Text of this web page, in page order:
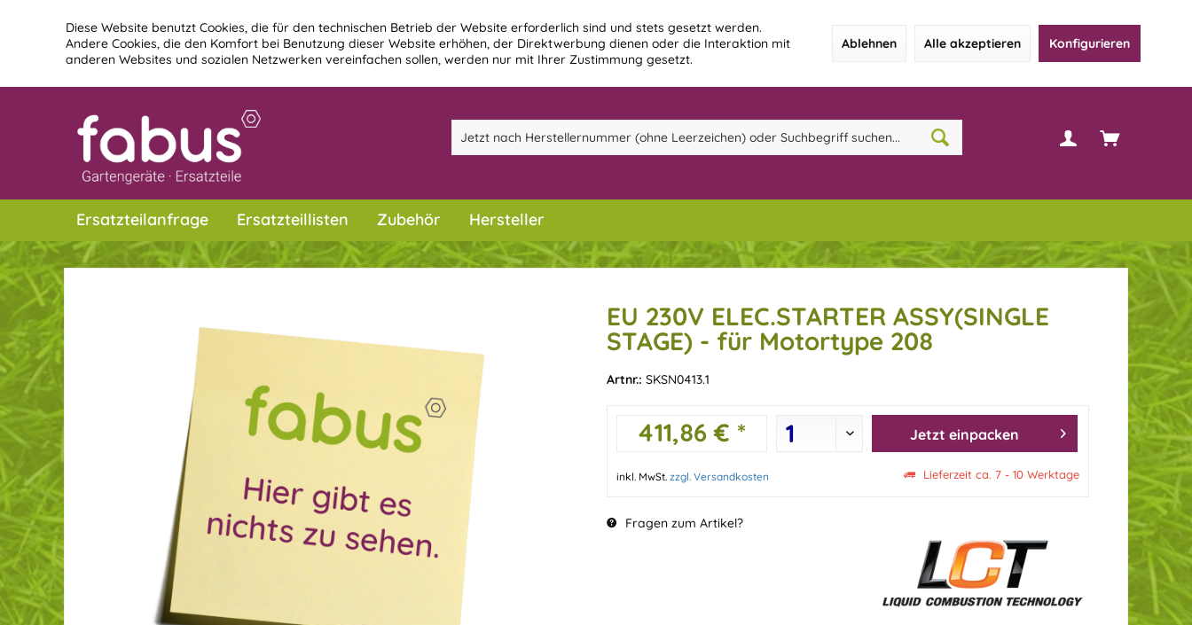
Diese Website benutzt Cookies, die für den technischen Betrieb der Website erforderlich sind und stets gesetzt werden.
Andere Cookies, die den Komfort bei Benutzung dieser Website erhöhen, der Direktwerbung dienen oder die Interaktion mit
anderen Websites und sozialen Netzwerken vereinfachen sollen, werden nur mit Ihrer Zustimmung gesetzt.
Ablehnen Alle akzeptieren Konfigurieren
Ersatzteilanfrage Ersatzteillisten Zubehör Hersteller
EU 230V ELEC.STARTER ASSY(SINGLE
STAGE) - für Motortype 208
Artnr.: SKSN0413.1
411,86 € * Jetzt einpacken
inkl. MwSt. zzgl. Versandkosten Lieferzeit ca. 7 - 10 Werktage
Fragen zum Artikel?